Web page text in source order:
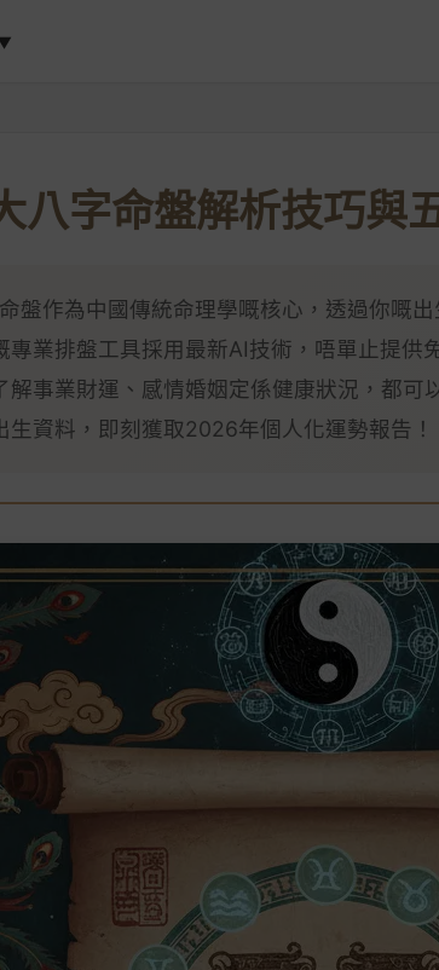
字命盤解析技巧與
盤作為中國傳統命理學嘅核心，透過你嘅
業排盤工具採用最新AI技術，唔單止提
解事業財運、感情婚姻定係健康狀況，都
資料，即刻獲取2026年個人化運勢報告！